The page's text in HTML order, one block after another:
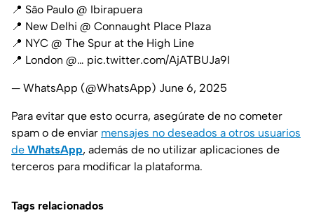
📍 São Paulo @ Ibirapuera
📍 New Delhi @ Connaught Place Plaza
📍 NYC @ The Spur at the High Line
📍 London @… pic.twitter.com/AjATBUJa9I
— WhatsApp (@WhatsApp) June 6, 2025
Para evitar que esto ocurra, asegúrate de no cometer
spam o de enviar mensajes no deseados a otros usuarios
de WhatsApp, además de no utilizar aplicaciones de
terceros para modificar la plataforma.
Tags relacionados